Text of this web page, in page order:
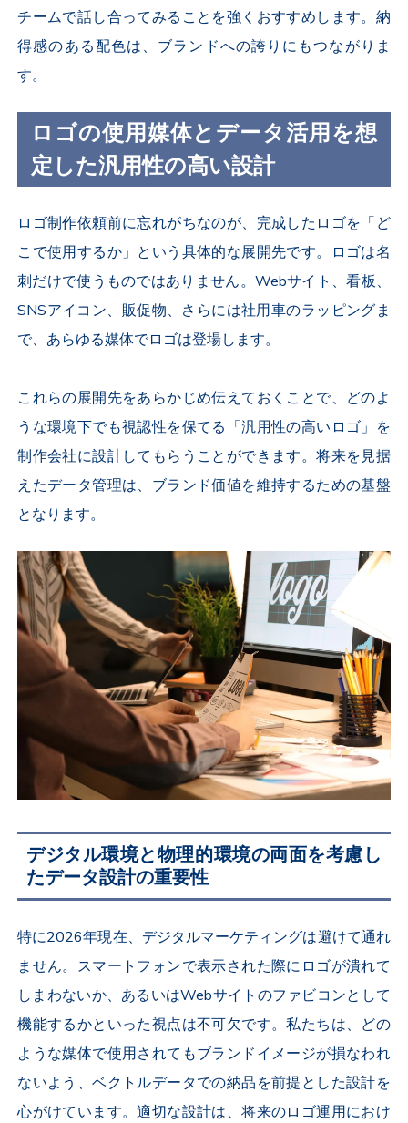
チームで話し合ってみることを強くおすすめします。納
得感のある配色は、ブランドへの誇りにもつながりま
す。
ロゴの使用媒体とデータ活用を想
定した汎用性の高い設計
ロゴ制作依頼前に忘れがちなのが、完成したロゴを「ど
こで使用するか」という具体的な展開先です。ロゴは名
刺だけで使うものではありません。Webサイト、看板、
SNSアイコン、販促物、さらには社用車のラッピングま
で、あらゆる媒体でロゴは登場します。
これらの展開先をあらかじめ伝えておくことで、どのよ
うな環境下でも視認性を保てる「汎用性の高いロゴ」を
制作会社に設計してもらうことができます。将来を見据
えたデータ管理は、ブランド価値を維持するための基盤
となります。
デジタル環境と物理的環境の両面を考慮し
たデータ設計の重要性
特に2026年現在、デジタルマーケティングは避けて通れ
ません。スマートフォンで表示された際にロゴが潰れて
しまわないか、あるいはWebサイトのファビコンとして
機能するかといった視点は不可欠です。私たちは、どの
ような媒体で使用されてもブランドイメージが損なわれ
ないよう、ベクトルデータでの納品を前提とした設計を
心がけています。適切な設計は、将来のロゴ運用におけ